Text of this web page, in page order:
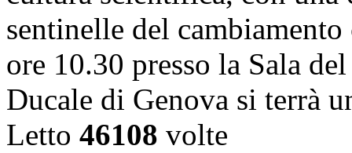
sentinelle del
ore 10.30 presso la Sala
Ducale di Genova si terrà
Letto 46108 volte